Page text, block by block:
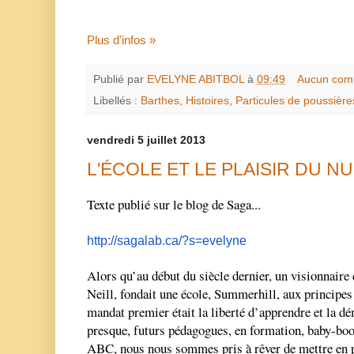
Plus d'infos »
Publié par EVELYNE ABITBOL à 09:49
Aucun
Libellés : Barthes Histoires Particules de
vendredi 5 juillet 2013
L'ÉCOLE ET LE PLAISIR DU
Texte publié sur le blog de Saga...
http://sagalab.ca/?s=evelyne
Alors qu’au début du siècle dernier, un visionnaire
Neill, fondait une école, Summerhill, aux
mandat premier était la liberté d’apprendre et la
presque, futurs pédagogues, en formation, baby-
ABC, nous nous sommes pris à rêver de mettre en